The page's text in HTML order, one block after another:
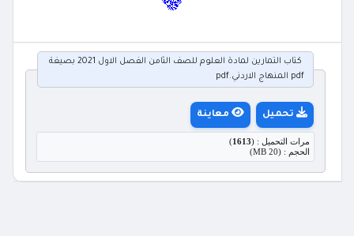
كتاب التمارين لمادة العلوم للصف الثامن الفصل الاول 2021 بصيغة
pdf المنهاج الاردني.pdf
تحميل معاينة
مرات التحميل : (1613
)
الحجم : (20 MB)